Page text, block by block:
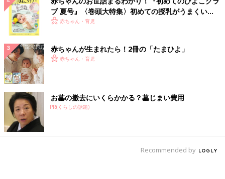
ブ 夏号』〈巻頭大特集〉初めての授乳がうまくい
く！ おっぱい・ミルクの基本と夏のトラブル 解決テ
赤ちゃん・育児
赤ちゃんが生まれたら！2冊の「たまひよ」
赤ちゃん・育児
お墓の撤去にいくらかかる？墓じまい費用
PR(くらしの話題)
Recommended by